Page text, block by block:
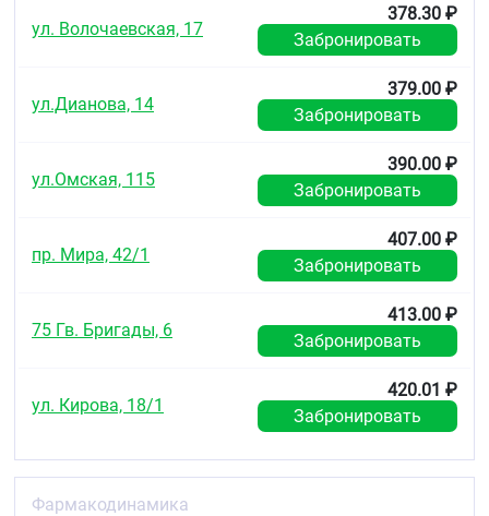
ул. Волочаевская, 17
378.30 ₽
Забронировать
ул.Дианова, 14
379.00 ₽
Забронировать
ул.Омская, 115
390.00 ₽
Забронировать
пр. Мира, 42/1
407.00 ₽
Забронировать
75 Гв. Бригады, 6
413.00 ₽
Забронировать
ул. Кирова, 18/1
420.01 ₽
Забронировать
Фармакодинамика